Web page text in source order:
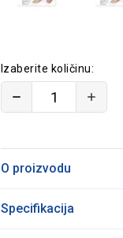
Izaberite količinu:
O proizvodu
Specifikacija